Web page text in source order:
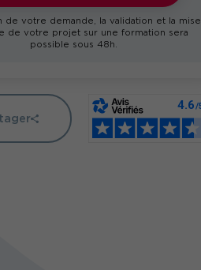
de votre demande, la validation et la mise
de votre projet sur une formation sera
possible sous 48h.